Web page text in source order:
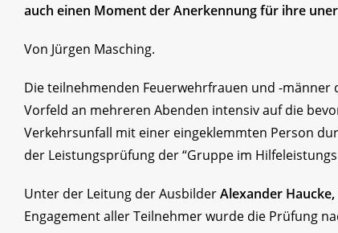
auch einen Moment der Anerkennung für ihre
Von Jürgen Masching.
Die teilnehmenden Feuerwehrfrauen und -
Vorfeld an mehreren Abenden intensiv auf die
Verkehrsunfall mit einer eingeklemmten Person
der Leistungsprüfung der “Gruppe im
Unter der Leitung der AusbilderAlexander
Engagement aller Teilnehmer wurde die Prüfung